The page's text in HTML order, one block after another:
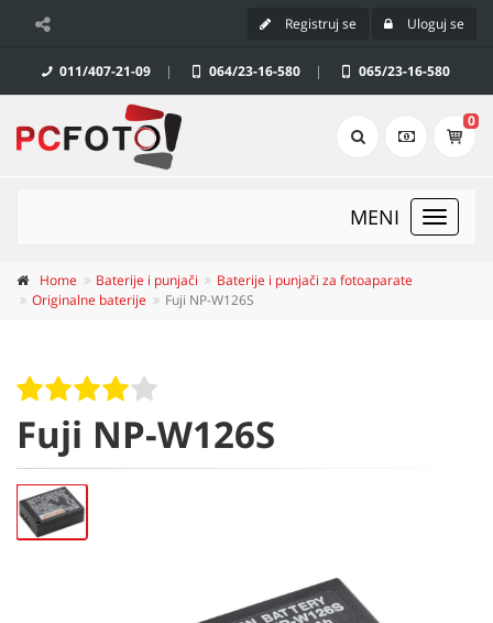
Registruj se Uloguj se
011/407-21-09 | 064/23-16-580 | 065/23-16-580
0
Toggle
MENI
Home Baterije i punjači
Baterije i punjači za fotoaparate
Originalne baterije
Fuji NP-W126S
Fuji NP-W126S